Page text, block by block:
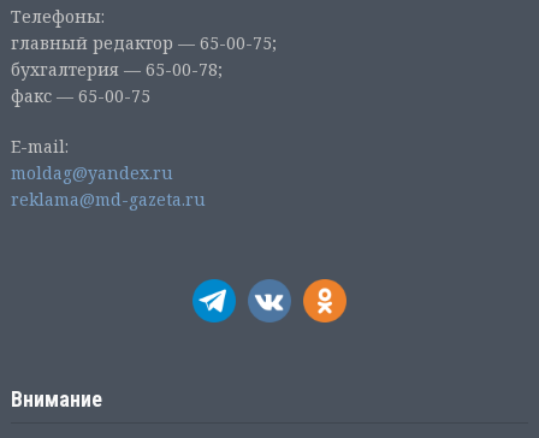
Телефоны:
главный редактор — 65-00-75;
бухгалтерия — 65-00-78;
факс — 65-00-75
E-mail:
moldag@yandex.ru
reklama@md-gazeta.ru
Внимание